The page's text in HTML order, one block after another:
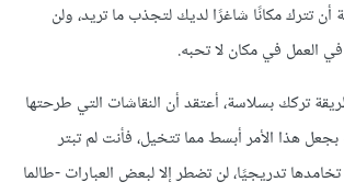
أن تترك مكانًا شاغرًا لديك لتجذب ما تريد، ولن
العمل في مكان لا تحبه.
تركك بسلاسة، أعتقد أن النقاشات التي طرحتها
هذا الأمر أبسط مما تتخيل، فأنت لم تبتر
تخامدها تدريجيًا، لن تضطر إلا لبعض العبارات -طالما